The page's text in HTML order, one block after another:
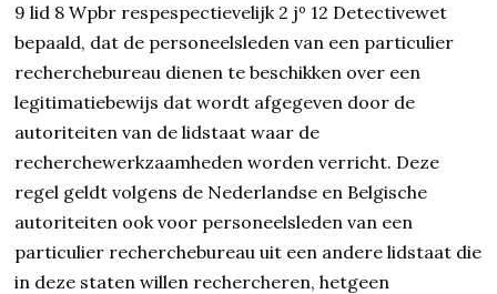
9 lid 8 Wpbr respespectievelijk 2 jº 12 Detectivewet
bepaald, dat de personeelsleden van een particulier
recherchebureau dienen te beschikken over een
legitimatiebewijs dat wordt afgegeven door de
autoriteiten van de lidstaat waar de
recherchewerkzaamheden worden verricht. Deze
regel geldt volgens de Nederlandse en Belgische
autoriteiten ook voor personeelsleden van een
particulier recherchebureau uit een andere lidstaat die
in deze staten willen rechercheren, hetgeen